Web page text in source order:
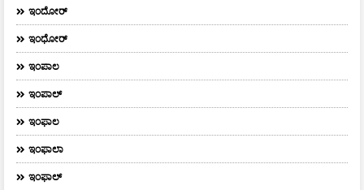
ಇಂದೋರ್
ಇಂಧೋರ್
ಇಂಪಾಲ
ಇಂಪಾಲ್‌
ಇಂಫಾಲ
ಇಂಫಾಲಾ
ಇಂಫಾಲ್